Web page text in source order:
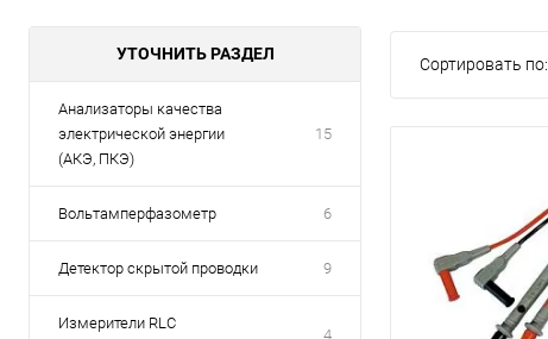
УТОЧНИТЬ РАЗДЕЛ
Анализаторы качества
электрической энергии
(АКЭ, ПКЭ)
15
Вольтамперфазометр 6
Детектор скрытой проводки 9
Измерители RLC
4
Сортировать по: